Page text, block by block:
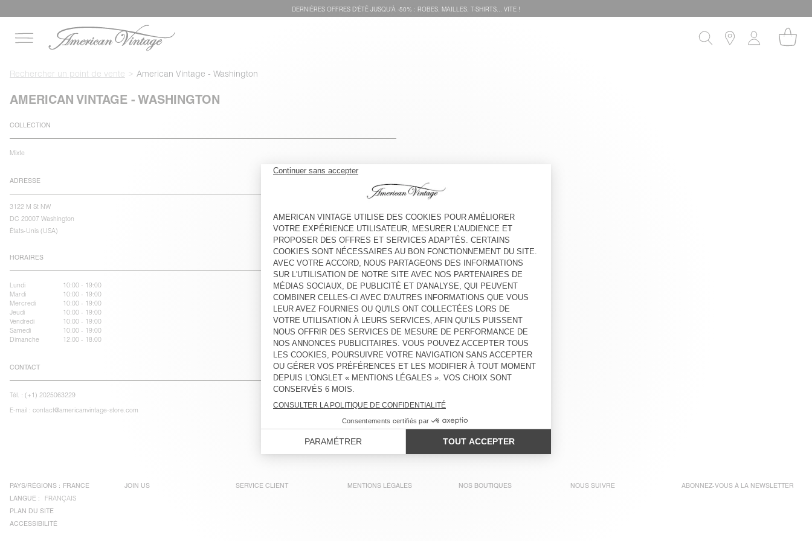
DERNIÈRES OFFRES D'ÉTÊ JUSQU'À -50% : ROBES, MAILLES, T-SHIRTS... VITE !
Rechercher un point de vente American Vintage - Washington
AMERICAN VINTAGE - WASHINGTON
COLLECTION
Mixte
ADRESSE
3122 M St NW
DC 20007 Washington
États-Unis (USA)
voir l''itinéraire
HORAIRES
Lundi
10:00 - 19:00
Mardi
10:00 - 19:00
Mercredi
10:00 - 19:00
Jeudi
10:00 - 19:00
Vendredi
10:00 - 19:00
Samedi
10:00 - 19:00
Dimanche
12:00 - 18:00
CONTACT
Tél. : (+1) 2025063229
E-mail : contact@americanvintage-store.com
PAYS/RÉGIONS : FRANCE
LANGUE :
FRANÇAIS
PLAN DU SITE
ACCESSIBILITÉ
JOIN US SERVICE CLIENT MENTIONS LÉGALES NOS BOUTIQUES NOUS SUIVRE ABONNEZ-VOUS À LA NEWSLETTER